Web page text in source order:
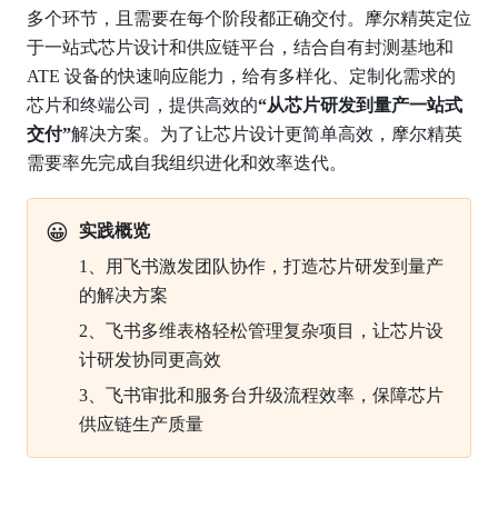
多个环节，且需要在每个阶段都正确交付。摩尔精英定位
于一站式芯片设计和供应链平台，结合自有封测基地和
ATE 设备的快速响应能力，给有多样化、定制化需求的
芯片和终端公司，提供高效的“从芯片研发到量产一站式
交付”解决方案。为了让芯片设计更简单高效，摩尔精英
需要率先完成自我组织进化和效率迭代。
😀 实践概览
1、用飞书激发团队协作，打造芯片研发到量产
的解决方案
2、飞书多维表格轻松管理复杂项目，让芯片设
计研发协同更高效
3、飞书审批和服务台升级流程效率，保障芯片
供应链生产质量